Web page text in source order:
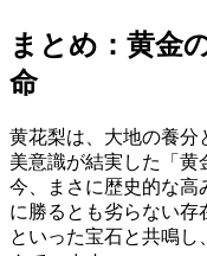
まとめ：黄金
命
黄花梨は、大地の養分
美意識が結実した「黄
今、まさに歴史的な高
に勝るとも劣らない存
といった宝石と共鳴